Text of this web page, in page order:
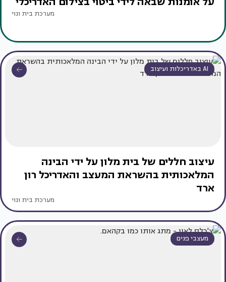
מערכת בית ונוי
AI באדריכלות ועיצוב
עיצוב חללים של בית מלון על ידי הבינה
המלאכותית בהשראת המעצב והאדריכל רון
ארד
מערכת בית ונוי
מעצבי פנים